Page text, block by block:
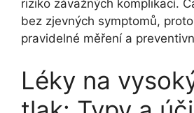
riziko závažných komplikací.
bez zjevných symptomů,
pravidelné měření a
Léky na